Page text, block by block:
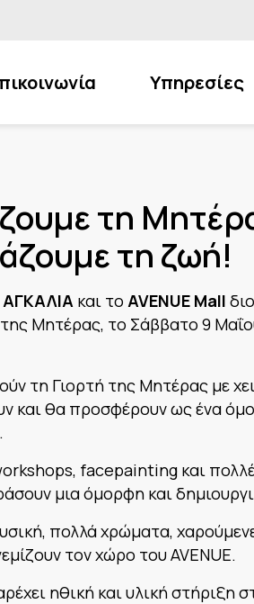
Υπηρεσίες
τη
τη ζωή!
και το AVENUE Mall
της Μητέρας, το Σάββατο 9
τη Γιορτή της Μητέρας με
και θα προσφέρουν ως ένα
facepainting και
μια όμορφη και
πολλά χρώματα,
τον χώρο του AVENUE.
ηθική και υλική στήριξη